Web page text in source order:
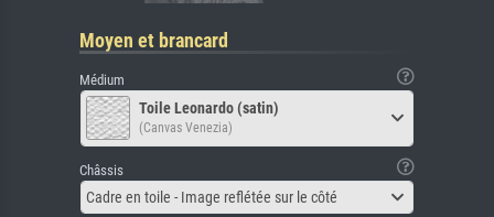
Moyen et brancard
Médium
Toile Leonardo (satin)
(Canvas Venezia)
Châssis
Cadre en toile - Image reflétée sur le côté